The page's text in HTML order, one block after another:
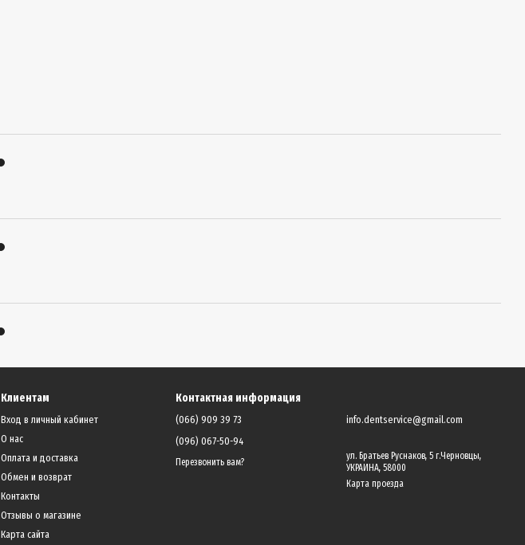
Клиентам
Вход в личный кабинет
О нас
Оплата и доставка
Обмен и возврат
Контакты
Отзывы о магазине
Карта сайта
Контактная информация
(066) 909 39 73
(096) 067-50-94
Перезвонить вам?
info.dentservice@gmail.com
ул. Братьев Руснаков, 5 г.Черновцы,
УКРАИНА, 58000
Карта проезда